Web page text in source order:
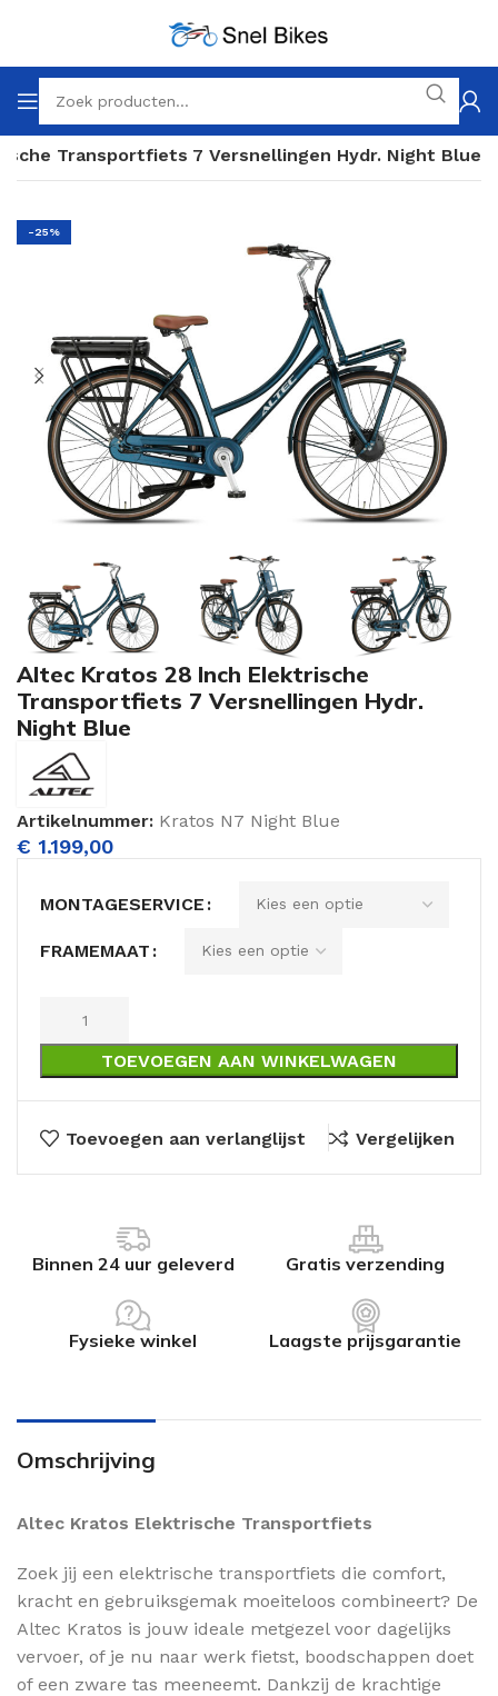
Transportfiets 7 Versnellingen Hydr. Night Blue
-25%
Altec Kratos 28 Inch Elektrische
Transportfiets 7 Versnellingen Hydr.
Night Blue
Artikelnummer: Kratos N7 Night Blue
€ 1.199,00
MONTAGESERVICE
FRAMEMAAT
TOEVOEGEN AAN WINKELWAGEN
Toevoegen aan verlanglijst Vergelijken
Binnen 24 uur geleverd Gratis verzending
Fysieke winkel Laagste prijsgarantie
Omschrijving
Altec Kratos Elektrische Transportfiets
Zoek jij een elektrische transportfiets die comfort,
kracht en gebruiksgemak moeiteloos combineert? De
Altec Kratos is jouw ideale metgezel voor dagelijks
vervoer, of je nu naar werk fietst, boodschappen doet
of een zware tas meeneemt. Dankzij de krachtige